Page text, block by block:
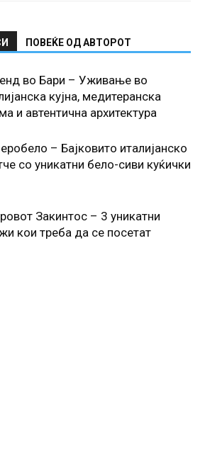
ПОВЕЌЕ ОД АВТОРОТ
во Бари – Уживање во
кујна, медитеранска
и автентична архитектура
– Бајковито италијанско
со уникатни бело-сиви куќички
Закинтос – 3 уникатни
кои треба да се посетат